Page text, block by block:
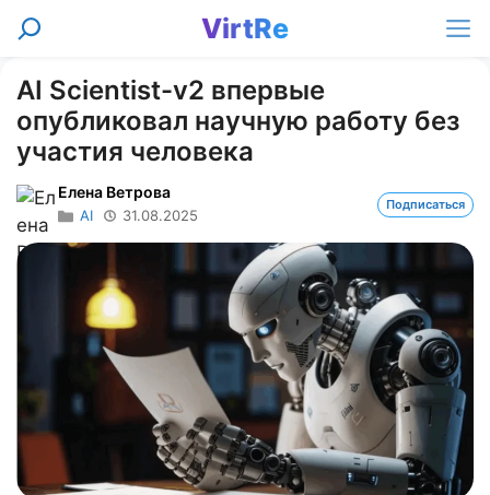
Перейти
VirtRe
Поиск
AI Scientist-v2 впервые
опубликовал научную работу без
участия человека
Елена Ветрова
AI 31.08.2025
Подписаться